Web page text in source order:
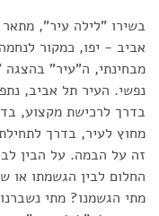
בשירו "לילה עיר",
אביב - יפו, כמקור
מבחינתי, ה"עיר" בהצגה
נפשי. העיר תל אביב,
בדרך לרכישת מקצוע,
מחוץ לעיר, בדרך
זה על הבמה. על הבין
החלום לבין הגשמתו או
מתי הגשמנו? מתי